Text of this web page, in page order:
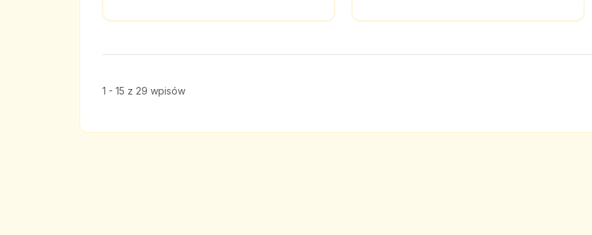
1 - 15 z 29 wpisów